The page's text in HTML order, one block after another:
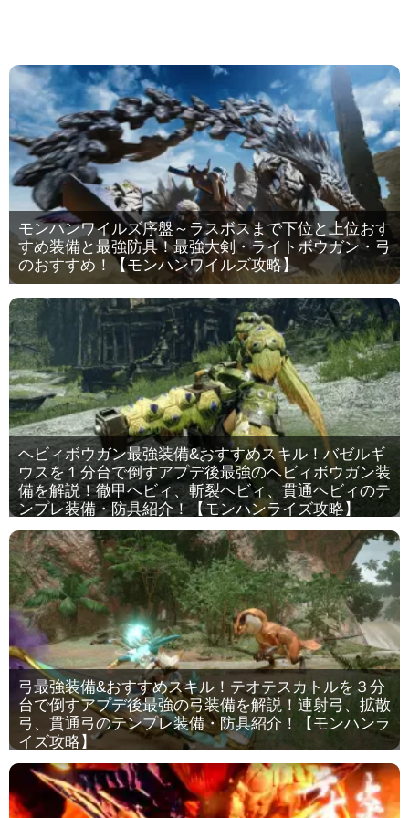
モンハンワイルズ序盤～ラスボスまで下位と上位おす
すめ装備と最強防具！最強大剣・ライトボウガン・弓
のおすすめ！【モンハンワイルズ攻略】
ヘビィボウガン最強装備&おすすめスキル！バゼルギ
ウスを１分台で倒すアプデ後最強のヘビィボウガン装
備を解説！徹甲ヘビィ、斬裂ヘビィ、貫通ヘビィのテ
ンプレ装備・防具紹介！【モンハンライズ攻略】
弓最強装備&おすすめスキル！テオテスカトルを３分
台で倒すアプデ後最強の弓装備を解説！連射弓、拡散
弓、貫通弓のテンプレ装備・防具紹介！【モンハンラ
イズ攻略】